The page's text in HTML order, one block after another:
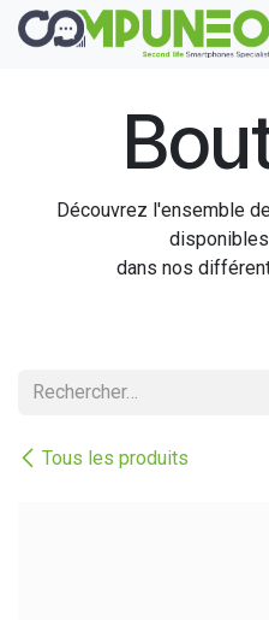
Se rendre au contenu
Découvrez l'ensemble
dans nos
Tous les produits